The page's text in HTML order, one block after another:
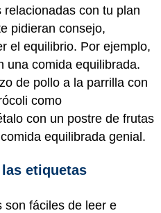
con tu plan
pidieran consejo,
el equilibrio. Por ejemplo,
una comida equilibrada.
de pollo a la parrilla con
como
con un postre de frutas
equilibrada genial.
etiquetas
son fáciles de leer e